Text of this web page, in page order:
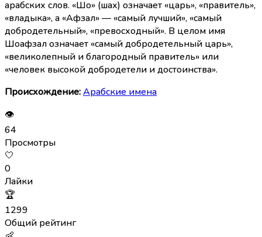
арабских слов. «Шо» (шах) означает «царь», «правитель»,
«владыка», а «Афзал» — «самый лучший», «самый
добродетельный», «превосходный». В целом имя
Шоафзал означает «самый добродетельный царь»,
«великолепный и благородный правитель» или
«человек высокой добродетели и достоинства».
Происхождение:Арабские имена
👁
64
Просмотры
🤍
0
Лайки
🏆
1299
Общий рейтинг